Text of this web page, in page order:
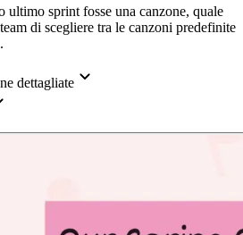
ultimo sprint fosse una canzone, quale
di scegliere tra le canzoni predefinite
dettagliate